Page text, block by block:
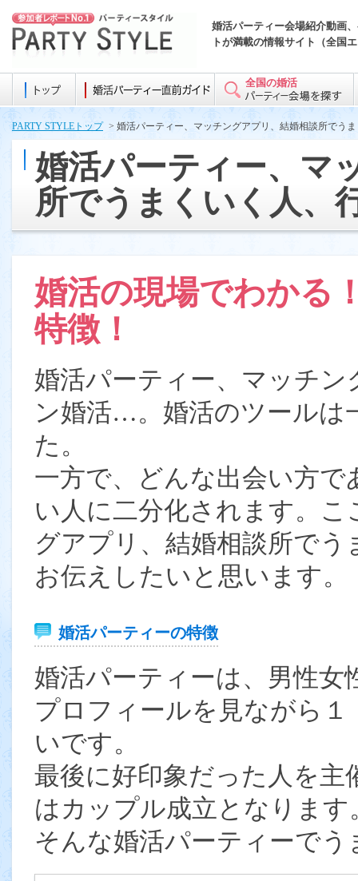
婚活パーティー会場紹介動画
トが満載の情報サイト（全国
全国の婚活
PARTY STYLEトップ > 婚活パーティー、マッチングアプリ、結婚相談所でう
婚活パーティー、マ
所でうまくいく人、
婚活の現場でわかる
特徴！
婚活パーティー、マッチ
ン婚活…。婚活のツールは
た。
一方で、どんな出会い方
い人に二分化されます。
グアプリ、結婚相談所で
お伝えしたいと思います。
婚活パーティーの特徴
婚活パーティーは、男性女
プロフィールを見ながら
いです。
最後に好印象だった人を
はカップル成立となります
そんな婚活パーティーで